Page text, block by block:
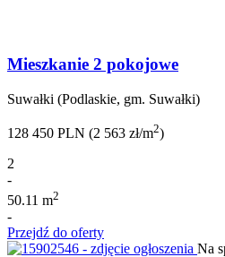
Mieszkanie 2 pokojowe
Suwałki (Podlaskie, gm. Suwałki)
128 450 PLN (2 563 zł/m2)
2
-
50.11 m2
-
Przejdź do oferty
Na